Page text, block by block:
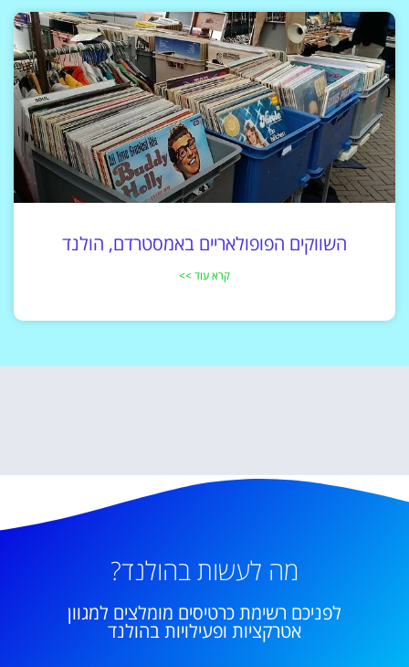
השווקים הפופולאריים באמסטרדם, הולנד
קרא עוד >>
מה לעשות בהולנד?
לפניכם רשימת כרטיסים מומלצים למגוון
אטרקציות ופעילויות בהולנד